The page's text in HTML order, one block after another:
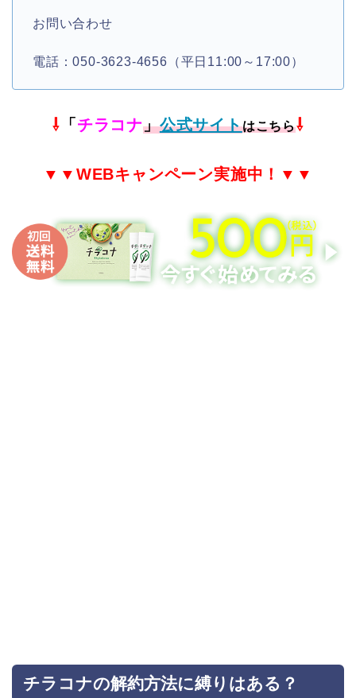
お問い合わせ
電話：050-3623-4656（平日11:00～17:00）
⇩ 「 チラコナ」公式サイトはこちら⇩
▼▼ WEBキャンペーン実施中！▼▼
チラコナの解約方法に縛りはある？